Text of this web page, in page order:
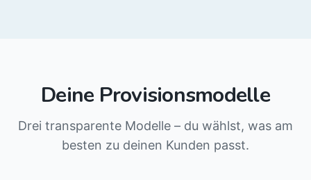
Deine Provisionsmodelle
Drei transparente Modelle – du wählst, was am
besten zu deinen Kunden passt.